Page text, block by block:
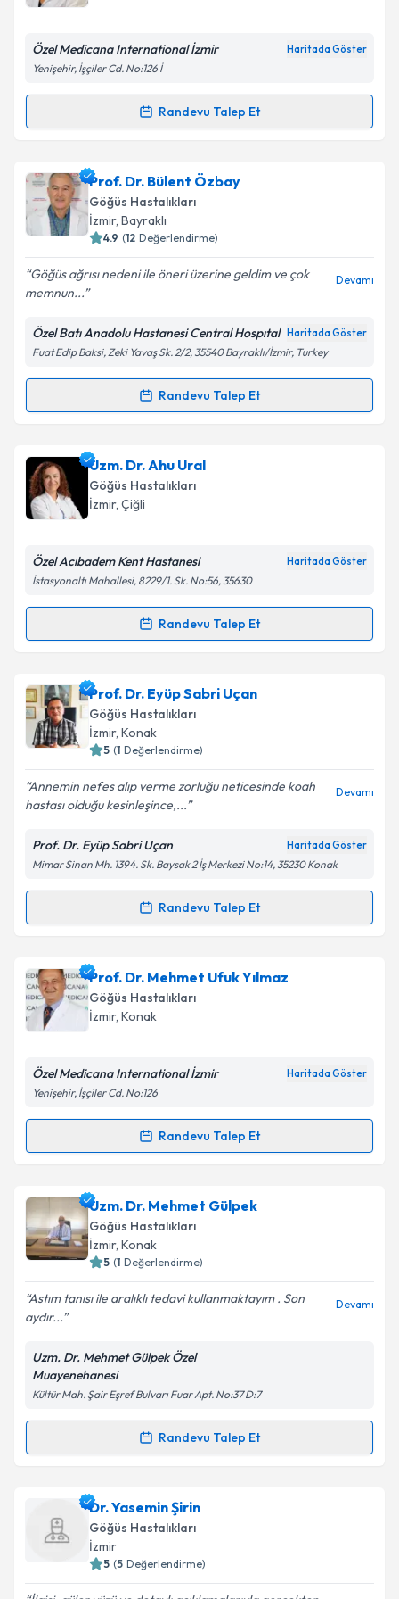
Kişisel verilerimin işlenmesine ilişkin
Metni'ni okudum ve kişisel verilerimin belirtilen
Takvim Talebini Gönder
Özel Medicana International İzmir Haritada Göster
Yenişehir, İşçiler Cd. No:126 İ
Randevu Talep Et
Randevu Takvimi Talebi
Uzm. Dr. Merda Erdemiriçin randevu takvimi talebi
oluşturun. Size bu uzmandan randevu almanız için bir
takvim hazırlandığında e-posta ile bilgilendireceğiz.
Kişisel verilerimin işlenmesine ilişkin Aydınlatma
Metni'ni okudum ve kişisel verilerimin belirtilen
kapsamda işlenmesini kabul ediyorum.
Prof. Dr. Bülent Özbay
Göğüs Hastalıkları
İzmir, Bayraklı
4.9 (12 Değerlendirme)
Göğüs ağrısı nedeni ile öneri üzerine geldim ve çok
memnun...
Devamı
Özel Batı Anadolu Hastanesi Central Hospıtal Haritada Göster
Fuat Edip Baksi, Zeki Yavaş Sk. 2/2, 35540 Bayraklı/İzmir, Turkey
Randevu Talep Et
Randevu Takvimi Talebi
Prof. Dr. Bülent Özbayiçin randevu takvimi talebi
oluşturun. Size bu uzmandan randevu almanız için bir
takvim hazırlandığında e-posta ile bilgilendireceğiz.
Kişisel verilerimin işlenmesine ilişkin
Metni'ni okudum ve kişisel verilerimin belirtilen
Takvim Talebini Gönder
Uzm. Dr. Ahu Ural
Göğüs Hastalıkları
İzmir, Çiğli
Özel Acıbadem Kent Hastanesi Haritada Göster
İstasyonaltı Mahallesi, 8229/1. Sk. No:56, 35630
Randevu Talep Et
Randevu Takvimi Talebi
Uzm. Dr. Ahu Uraliçin randevu takvimi talebi
oluşturun. Size bu uzmandan randevu almanız için bir
takvim hazırlandığında e-posta ile bilgilendireceğiz.
Kişisel verilerimin işlenmesine ilişkin
Aydınlatma
Metni'ni okudum ve kişisel verilerimin belirtilen
kapsamda işlenmesini kabul ediyorum.
Prof. Dr. Eyüp Sabri Uçan
Göğüs Hastalıkları
İzmir, Konak
5 (1 Değerlendirme)
Annemin nefes alıp verme zorluğu neticesinde koah
hastası olduğu kesinleşince,...
Devamı
Prof. Dr. Eyüp Sabri Uçan Haritada Göster
Mimar Sinan Mh. 1394. Sk. Baysak 2 İş Merkezi No:14, 35230 Konak
Randevu Talep Et
Randevu Takvimi Talebi
Prof. Dr. Eyüp Sabri Uçaniçin randevu takvimi talebi
oluşturun. Size bu uzmandan randevu almanız için bir
takvim hazırlandığında e-posta ile bilgilendireceğiz.
Kişisel verilerimin işlenmesine ilişkin
Metni'ni okudum ve kişisel verilerimin belirtilen
Takvim Talebini Gönder
Prof. Dr. Mehmet Ufuk Yılmaz
Göğüs Hastalıkları
İzmir, Konak
Özel Medicana International İzmir Haritada Göster
Yenişehir, İşçiler Cd. No:126
Randevu Talep Et
Randevu Takvimi Talebi
Prof. Dr. Mehmet Ufuk Yılmaziçin randevu takvimi
talebi oluşturun. Size bu uzmandan randevu almanız
için bir takvim hazırlandığında e-posta ile
bilgilendireceğiz.
E-posta Adresiniz
Kişisel verilerimin işlenmesine ilişkin
Metni'ni okudum ve kişisel verilerimin belirtilen
kapsamda işlenmesini kabul ediyorum.
Uzm. Dr. Mehmet Gülpek
Göğüs Hastalıkları
İzmir, Konak
5 (1 Değerlendirme)
Astım tanısı ile aralıklı tedavi kullanmaktayım . Son
aydır...
Devamı
Uzm. Dr. Mehmet Gülpek Özel
Muayenehanesi
Kültür Mah. Şair Eşref Bulvarı Fuar Apt. No:37 D:7
Randevu Talep Et
Randevu Takvimi Talebi
Uzm. Dr. Mehmet Gülpek
oluşturun. Size bu uzmandan randevu almanız için bir
takvim hazırlandığında e-posta ile bilgilendireceğiz.
Dr. Yasemin Şirin
Göğüs Hastalıkları
İzmir
5 (5 Değerlendirme)